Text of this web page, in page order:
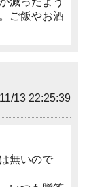
ご飯やお酒
13 22:25:39
無いので